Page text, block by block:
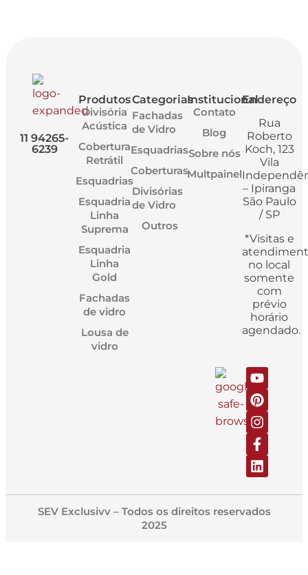
11 94265-
6239
Produtos
Divisória
Acústica
Cobertura
Retrátil
Esquadrias
Esquadria
Linha
Suprema
Esquadria
Linha
Gold
Fachadas
de vidro
Lousa de
vidro
Categorias
Fachadas
de Vidro
Esquadrias
Coberturas
Divisórias
de Vidro
Outros
Institucional
Contato
Blog
Sobre nós
Multpainel
Endereço
Rua
Roberto
Koch, 123
Vila
– Ipiranga
São Paulo
/ SP
*Visitas e
no local
somente
com
prévio
horário
agendado.
SEV Exclusivv – Todos os direitos reservados
2025